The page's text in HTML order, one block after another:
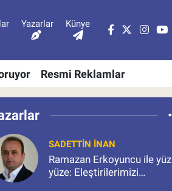
Yazarlar Künye
Resmi Reklamlar
SADETTIN İNAN
Ramazan Erkoyuncu ile yüz
yüze: Eleştirilerimizi